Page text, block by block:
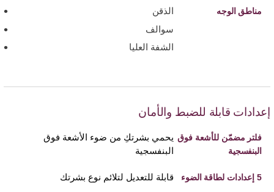
مناطق الوجه
الذقن
سوالف
الشفة العليا
إعدادات قابلة للضبط والأمان
فلتر مضمّن للأشعة فوق
البنفسجية
يحمي بشرتكِ من ضوء الأشعة فوق
البنفسجية
5 إعدادات لطاقة الضوء قابلة للتعديل لتلائم نوع بشرتك